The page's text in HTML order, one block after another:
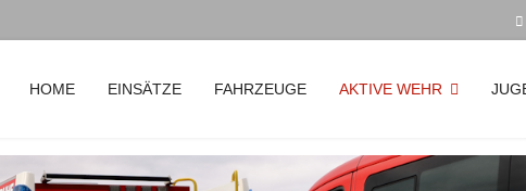
HOME EINSÄTZE FAHRZEUGE AKTIVE WEHR